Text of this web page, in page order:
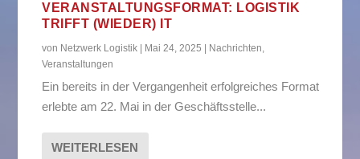
VERANSTALTUNGSFORMAT: LOGISTIK
TRIFFT (WIEDER) IT
von Netzwerk Logistik Mai 24, 2025 Nachrichten,
Veranstaltungen
Ein bereits in der Vergangenheit erfolgreiches Format
erlebte am 22. Mai in der Geschäftsstelle...
WEITERLESEN